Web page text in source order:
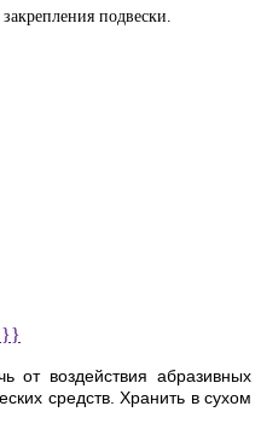
подвески.
}}
от воздействия абразивных
средств. Хранить в сухом